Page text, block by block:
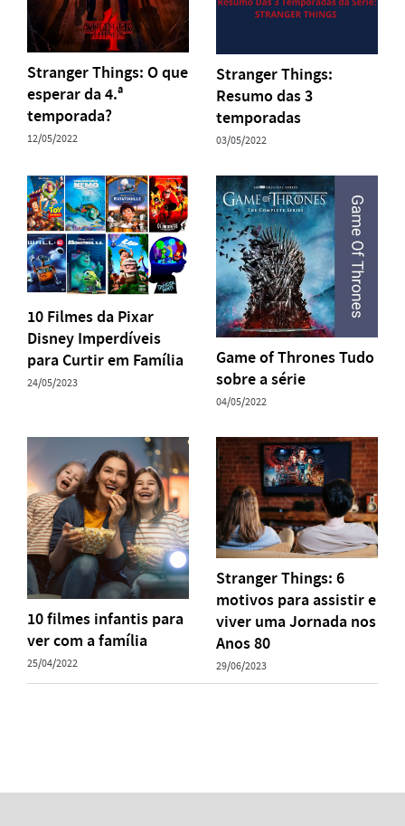
Stranger Things: O que
esperar da 4.ª
temporada?
12/05/2022
Stranger Things:
Resumo das 3
temporadas
03/05/2022
10 Filmes da Pixar
Disney Imperdíveis
para Curtir em Família
24/05/2023
Game of Thrones Tudo
sobre a série
04/05/2022
10 filmes infantis para
ver com a família
25/04/2022
Stranger Things: 6
motivos para assistir e
viver uma Jornada nos
Anos 80
29/06/2023